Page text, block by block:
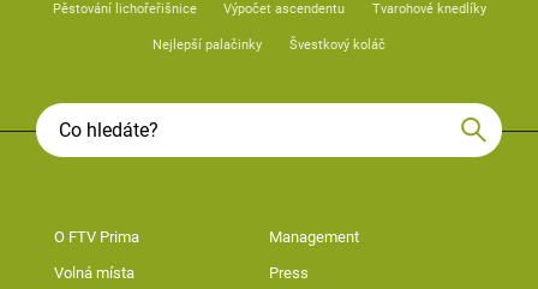
Pěstování lichořeřišnice Výpočet ascendentu Tvarohové knedlíky
Nejlepší palačinky Švestkový koláč
O FTV Prima Management
Volná místa Press